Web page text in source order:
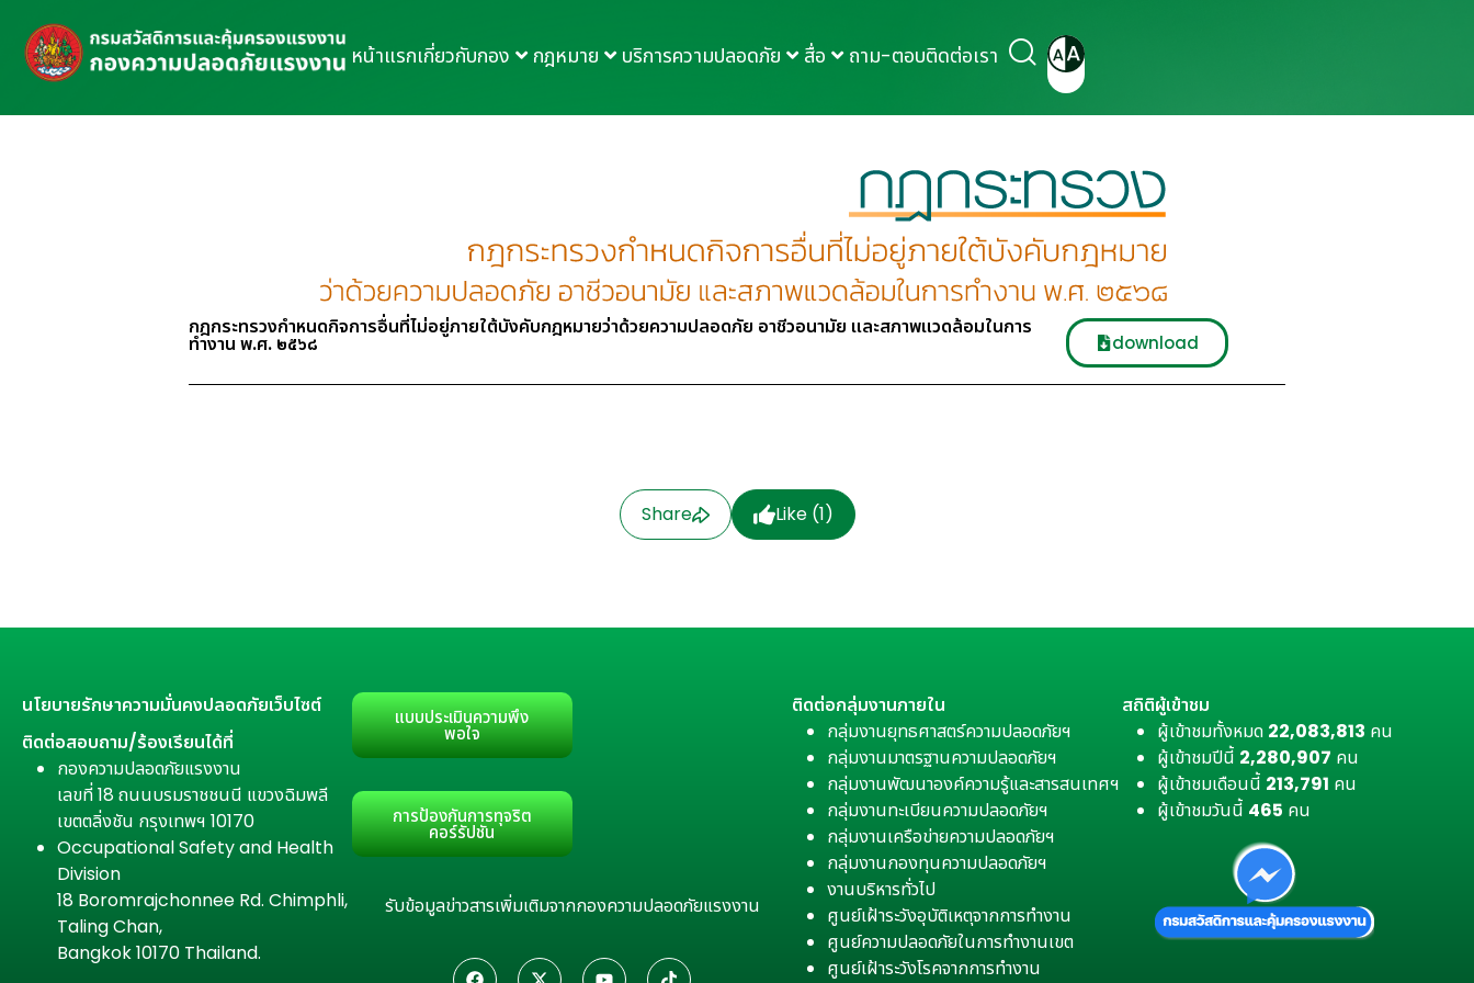
หน้าแรกเกี่ยวกับกอง กฎหมาย บริการความปลอดภัย สื่อ ถาม-ตอบติดต่อเรา
กฎกระทรวงกำหนดกิจการอื่นที่ไม่อยู่ภายใต้บังคับกฎหมายว่าด้วยความปลอดภัย อาชีวอนามัย และสภาพแวดล้อมในการ
ทำงาน พ.ศ. ๒๕๖๘ download
Share Like (1)
นโยบายรักษาความมั่นคงปลอดภัยเว็บไซต์
ติดต่อสอบถาม/ร้องเรียนได้ที่
กองความปลอดภัยแรงงาน
เลขที่ 18 ถนนบรมราชชนนี แขวงฉิมพลี
เขตตลิ่งชัน กรุงเทพฯ 10170
Occupational Safety and Health
Division
18 Boromrajchonnee Rd. Chimphli,
Taling Chan,
Bangkok 10170 Thailand.
แบบประเมินความพึง
พอใจ
การป้องกันการทุจริต
คอร์รัปชัน
รับข้อมูลข่าวสารเพิ่มเติมจากกองความปลอดภัยแรงงาน
ติดต่อกลุ่มงานภายใน
กลุ่มงานยุทธศาสตร์ความปลอดภัยฯ
กลุ่มงานมาตรฐานความปลอดภัยฯ
กลุ่มงานพัฒนาองค์ความรู้และสารสนเทศฯ
กลุ่มงานทะเบียนความปลอดภัยฯ
กลุ่มงานเครือข่ายความปลอดภัยฯ
กลุ่มงานกองทุนความปลอดภัยฯ
งานบริหารทั่วไป
ศูนย์เฝ้าระวังอุบัติเหตุจากการทำงาน
ศูนย์ความปลอดภัยในการทำงานเขต
ศูนย์เฝ้าระวังโรคจากการทำงาน
สถิติผู้เข้าชม
ผู้เข้าชมทั้งหมด 22,083,813 คน
ผู้เข้าชมปีนี้ 2,280,907 คน
ผู้เข้าชมเดือนนี้ 213,791 คน
ผู้เข้าชมวันนี้ 465 คน